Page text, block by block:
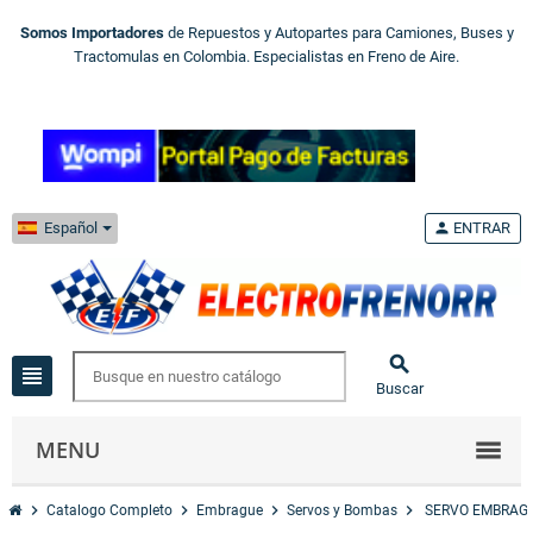
Somos Importadores de Repuestos y Autopartes para Camiones, Buses y
Tractomulas en Colombia. Especialistas en Freno de Aire.
Español
view_headline 
Buscar
person ENTRAR
MENU
chevron_right Catalogo Completo chevron_right Embrague chevron_right Servos y Bombas chevron_right SERVO